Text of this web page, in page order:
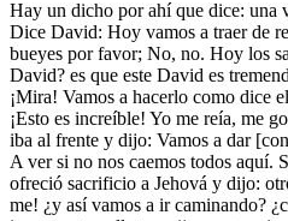
Hay un dicho por ahí que dice: una
Dice David: Hoy vamos a traer de
bueyes por favor; No, no. Hoy los
David? es que este David es
¡Mira! Vamos a hacerlo como dice
¡Esto es increíble! Yo me reía, me
iba al frente y dijo: Vamos a dar
A ver si no nos caemos todos aquí.
ofreció sacrificio a Jehová y dijo:
me! ¿y así vamos a ir caminando?